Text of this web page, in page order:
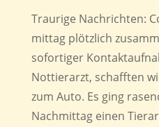
Traurige Nachrichten:
mittag plötzlich
sofortiger
Nottierarzt, schafften
zum Auto. Es ging
Nachmittag einen